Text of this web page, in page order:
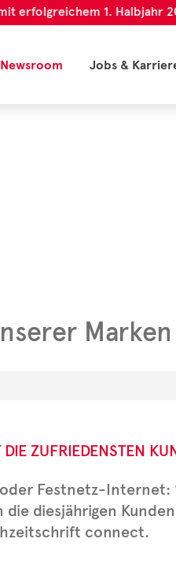
1. Halbjahr
Newsroom Jobs &
Marken
ZUFRIEDENSTEN
Festnetz-Internet:
die diesjährigen
connect.